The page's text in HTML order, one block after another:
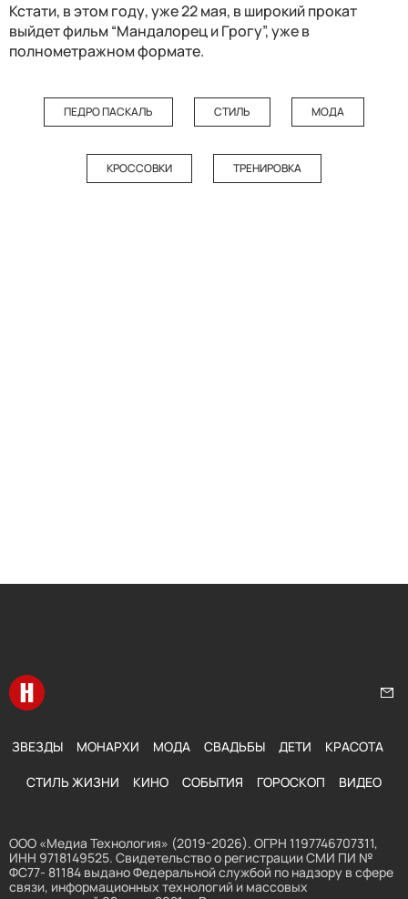
Кстати, в этом году, уже 22 мая, в широкий прокат
выйдет фильм “Мандалорец и Грогу”, уже в
полнометражном формате.
ПЕДРО ПАСКАЛЬ СТИЛЬ МОДА
КРОССОВКИ ТРЕНИРОВКА
Перейти на главную
ЗВЕЗДЫ МОНАРХИ МОДА СВАДЬБЫ ДЕТИ КРАСОТА
СТИЛЬ ЖИЗНИ КИНО СОБЫТИЯ ГОРОСКОП ВИДЕО
ООО «Медиа Технология» (2019-2026). ОГРН 1197746707311,
ИНН 9718149525. Свидетельство о регистрации СМИ ПИ №
ФС77- 81184 выдано Федеральной службой по надзору в сфере
связи, информационных технологий и массовых